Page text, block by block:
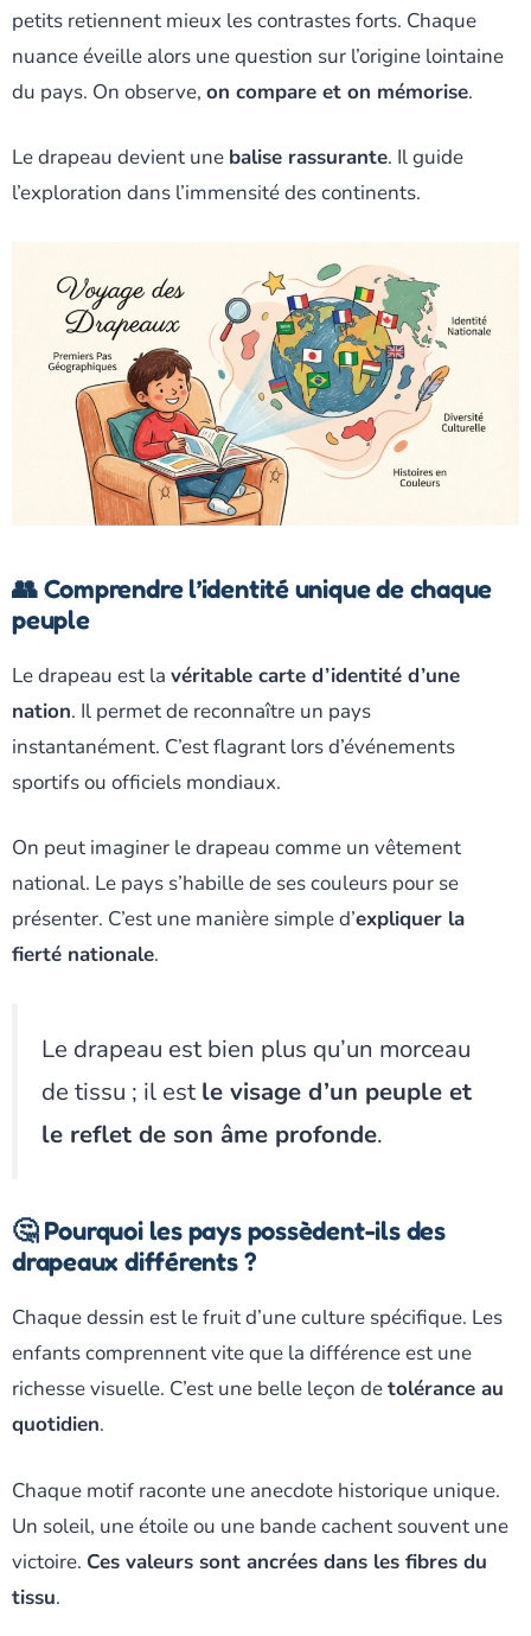
petits retiennent mieux les contrastes forts. Chaque
nuance éveille alors une question sur l’origine lointaine
du pays. On observe, on compare et on mémorise.
Le drapeau devient une balise rassurante. Il guide
l’exploration dans l’immensité des continents.
👥 Comprendre l’identité unique de chaque
peuple
Le drapeau est la véritable carte d’identité d’une
nation. Il permet de reconnaître un pays
instantanément. C’est flagrant lors d’événements
sportifs ou officiels mondiaux.
On peut imaginer le drapeau comme un vêtement
national. Le pays s’habille de ses couleurs pour se
présenter. C’est une manière simple d’expliquer la
fierté nationale.
Le drapeau est bien plus qu’un morceau
de tissu ; il estle visage d’un peuple et
le reflet de son âme profonde.
🤔 Pourquoi les pays possèdent-ils des
drapeaux différents ?
Chaque dessin est le fruit d’une culture spécifique. Les
enfants comprennent vite que la différence est une
richesse visuelle. C’est une belle leçon detolérance au
quotidien.
Chaque motif raconte une anecdote historique unique.
Un soleil, une étoile ou une bande cachent souvent une
victoire. Ces valeurs sont ancrées dans les fibres du
tissu.